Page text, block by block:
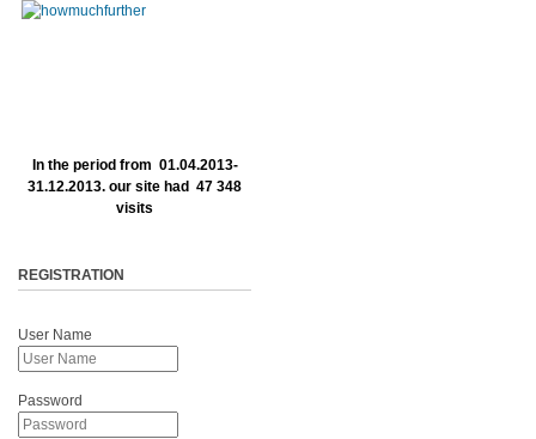
In the period from 01.04.2013-
31.12.2013. our site had 47 348
visits
REGISTRATION
User Name
Password